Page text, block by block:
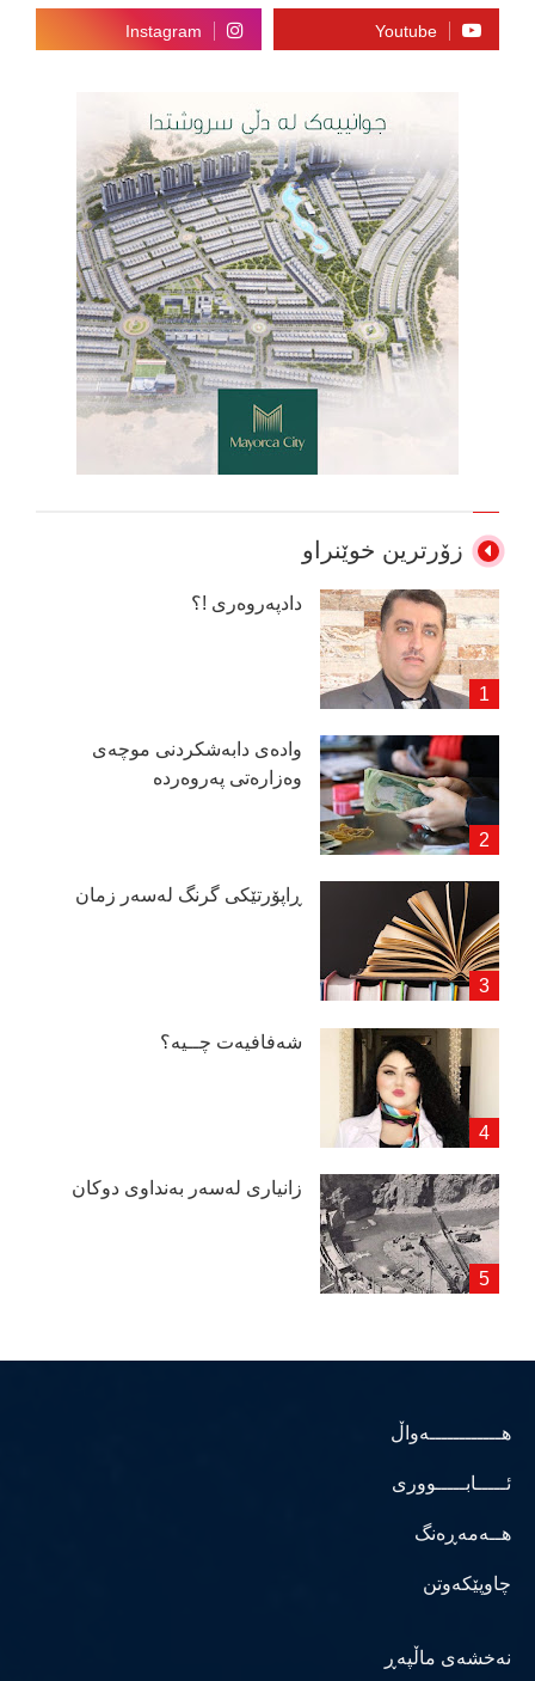
زۆرترین خوێنراو
دادپەروەری !؟
وادەی دابەشكردنی موچەی
وەزارەتی پەروەردە
ڕاپۆرتێكی گرنگ لەسەر زمان
شەفافیەت چــیە؟
زانیاری لەسەر بەنداوی دوكان
هــــــــــــەواڵ
ئـــــابـــــووری
هــەمەڕەنگ
چاوپێکەوتن
نەخشەی ماڵپەڕ